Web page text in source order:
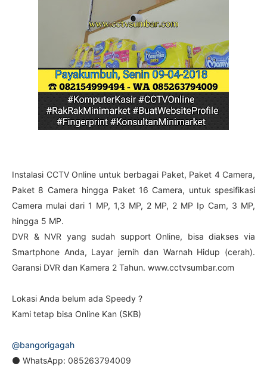
Instalasi CCTV Online untuk berbagai Paket, Paket 4 Camera,
Paket 8 Camera hingga Paket 16 Camera, untuk spesifikasi
Camera mulai dari 1 MP, 1,3 MP, 2 MP, 2 MP Ip Cam, 3 MP,
hingga 5 MP.
DVR & NVR yang sudah support Online, bisa diakses via
Smartphone Anda, Layar jernih dan Warnah Hidup (cerah).
Garansi DVR dan Kamera 2 Tahun. www.cctvsumbar.com
Lokasi Anda belum ada Speedy ?
Kami tetap bisa Online Kan (SKB)
@bangorigagah
⚫ WhatsApp: 085263794009